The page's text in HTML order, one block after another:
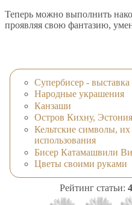
Теперь можно выполнить
проявляя свою фантазию,
Супербисер -
Народные украшения
Канзаши
Остров Кихну, Эстония
Кельтские символы, их
использования
Бисер Катамашвили
Цветы своими руками
Рейтинг статьи: